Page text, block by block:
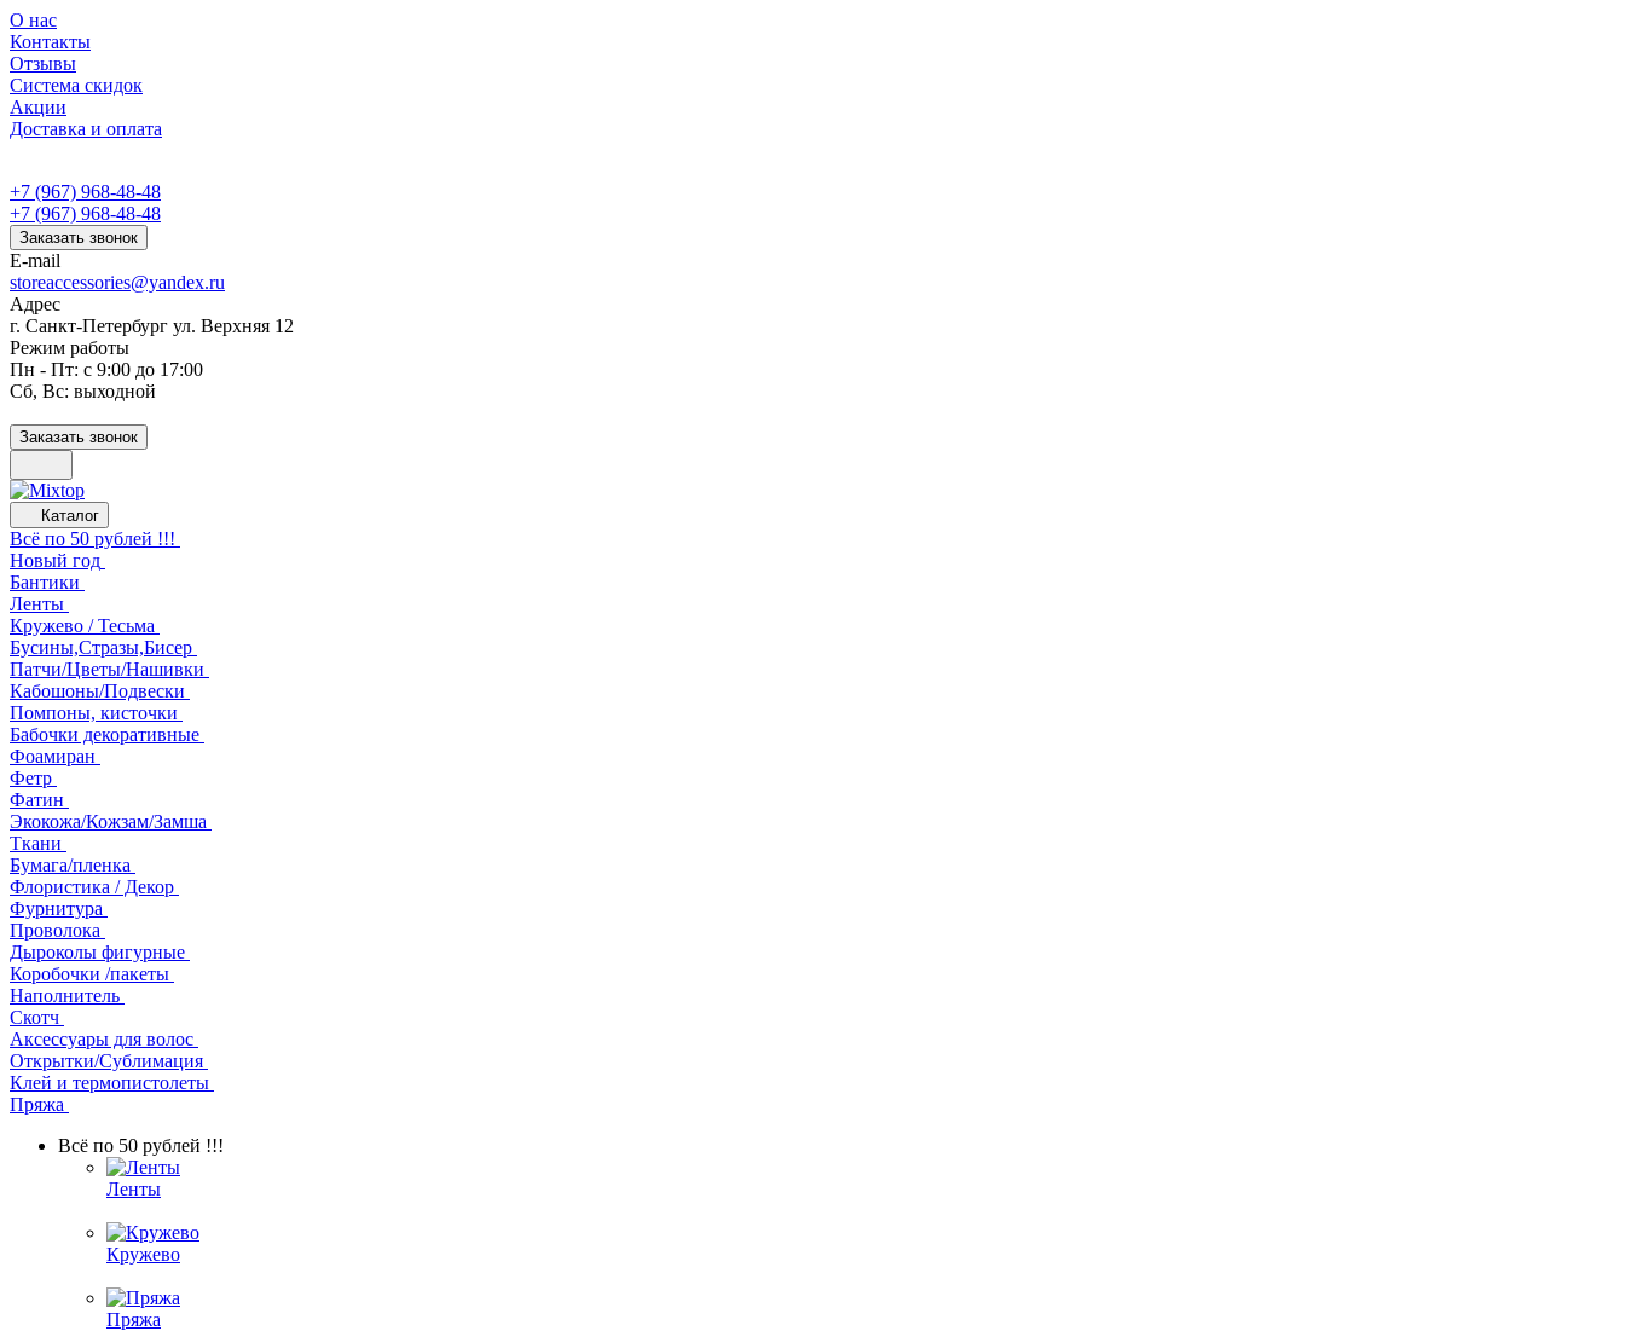
О нас
Контакты
Отзывы
Система скидок
Акции
Доставка и оплата
+7 (967) 968-48-48
+7 (967) 968-48-48
Заказать звонок
E-mail
storeaccessories@yandex.ru
Адрес
г. Санкт-Петербург ул. Верхняя 12
Режим работы
Пн - Пт: с 9:00 до 17:00
Сб, Вс: выходной
Заказать звонок
Каталог
Всё по 50 рублей !!!
Новый год
Бантики
Ленты
Кружево / Тесьма
Бусины,Стразы,Бисер
Патчи/Цветы/Нашивки
Кабошоны/Подвески
Помпоны, кисточки
Бабочки декоративные
Фоамиран
Фетр
Фатин
Экокожа/Кожзам/Замша
Ткани
Бумага/пленка
Флористика / Декор
Фурнитура
Проволока
Дыроколы фигурные
Коробочки /пакеты
Наполнитель
Скотч
Аксессуары для волос
Открытки/Сублимация
Клей и термопистолеты
Пряжа
Всё по 50 рублей !!!
Ленты
Кружево
Пряжа